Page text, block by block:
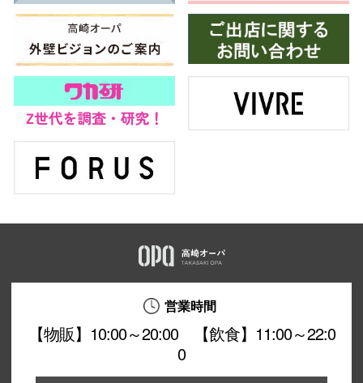
営業時間
【物販】10:00～20:00 【飲食】11:00～22:0
0